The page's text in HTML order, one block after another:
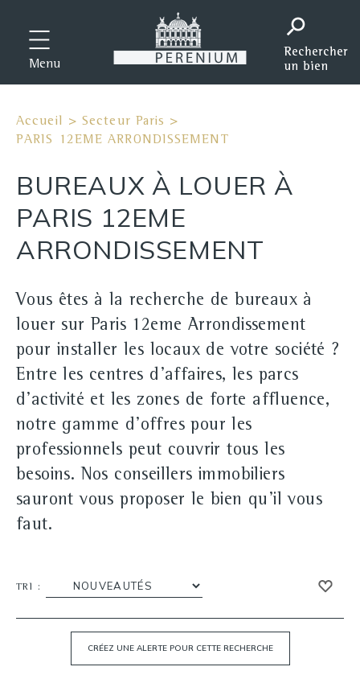
Menu
Accueil >Secteur Paris >
PARIS 12EME ARRONDISSEMENT
BUREAUX À LOUER À
PARIS 12EME
ARRONDISSEMENT
Vous êtes à la recherche de bureaux à
louer sur Paris 12eme Arrondissement
pour installer les locaux de votre société ?
Entre les centres d'affaires, les parcs
d'activité et les zones de forte affluence,
notre gamme d'offres pour les
professionnels peut couvrir tous les
besoins. Nos conseillers immobiliers
sauront vous proposer le bien qu'il vous
faut.
TRI :